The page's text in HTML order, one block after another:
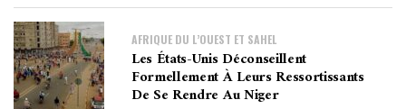
AFRIQUE DU L’OUEST ET SAHEL
Les États-Unis Déconseillent
Formellement À Leurs Ressortissants
De Se Rendre Au Niger